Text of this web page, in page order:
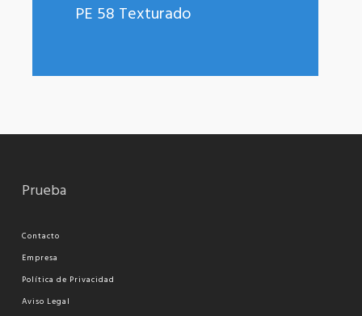
PE 58 Texturado
Prueba
Contacto
Empresa
Política de Privacidad
Aviso Legal